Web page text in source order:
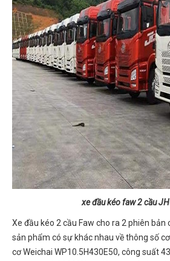
xe đầu kéo faw 2 cầu
Xe đầu kéo 2 cầu Faw cho ra 2 phiên bản
sản phẩm có sự khác nhau về thông số
cơ Weichai WP10.5H430E50, công suất